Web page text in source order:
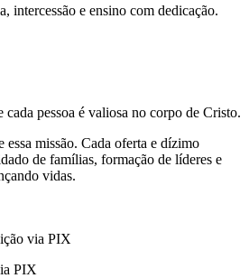
intercessão e ensino com dedicação.
pessoa é valiosa no corpo de Cristo.
essa missão. Cada oferta e dízimo
de famílias, formação de líderes e
vidas.
PIX